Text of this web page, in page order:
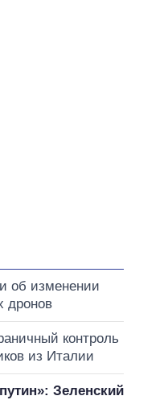
об изменении
дронов
контроль
из Италии
Зеленский